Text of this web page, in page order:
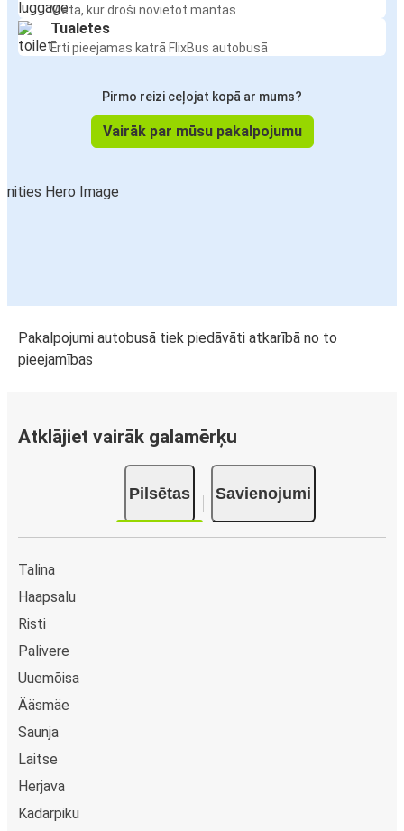
Vieta, kur droši novietot mantas
Tualetes
Ērti pieejamas katrā FlixBus autobusā
Pirmo reizi ceļojat kopā ar mums?
Vairāk par mūsu pakalpojumu
Pakalpojumi autobusā tiek piedāvāti atkarībā no to
pieejamības
Atklājiet vairāk galamērķu
Pilsētas Savienojumi
Talina
Haapsalu
Risti
Palivere
Uuemõisa
Ääsmäe
Saunja
Laitse
Herjava
Kadarpiku